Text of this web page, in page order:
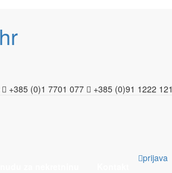
+385 (0)1 7701 077 +385 (0)91 1222 121
prijava